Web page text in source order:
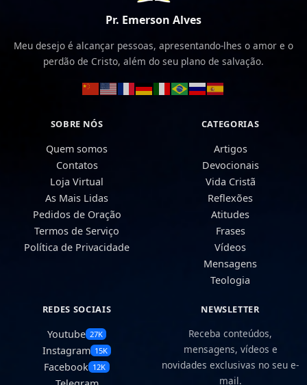
Pr. Emerson Alves
Meu desejo é alcançar pessoas, apresentando-lhes o amor e o
perdão de Cristo, além do seu plano de salvação.
SOBRE NÓS
Quem somos
Contatos
Loja Virtual
As Mais Lidas
Pedidos de Oração
Termos de Serviço
Política de Privacidade
CATEGORIAS
Artigos
Devocionais
Vida Cristã
Reflexões
Atitudes
Frases
Vídeos
Mensagens
Teologia
REDES SOCIAIS
Youtube 27K
Instagram 15K
Facebook 12K
NEWSLETTER
Receba conteúdos,
mensagens, vídeos e
novidades exclusivas no seu e-
mail.